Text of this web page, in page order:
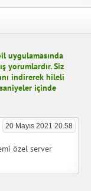
uygulamasında
yorumlardır. Siz
indirerek hileli
içinde
20 Mayıs 2021 20.58
özel server